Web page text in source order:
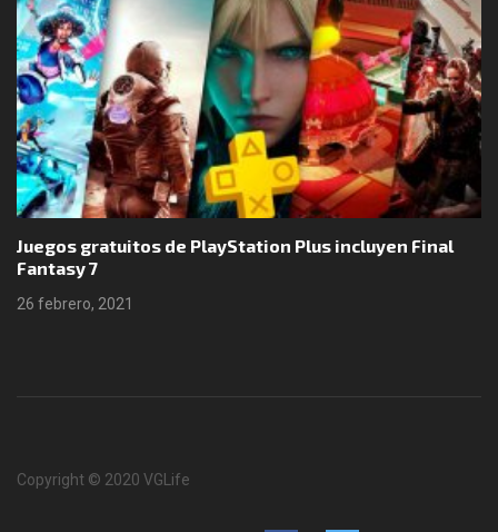
Juegos gratuitos de PlayStation Plus incluyen Final
Fantasy 7
26 febrero, 2021
Copyright © 2020 VGLife